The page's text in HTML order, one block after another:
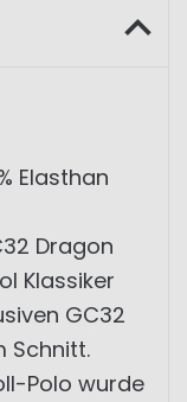
Elasthan
Dragon
Klassiker
GC32
Schnitt.
Polo wurde